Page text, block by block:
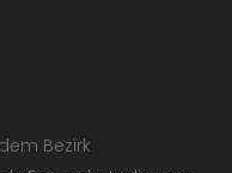
Bezirk